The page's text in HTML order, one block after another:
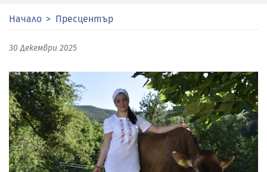
Начало Пресцентър
30 Декември 2025